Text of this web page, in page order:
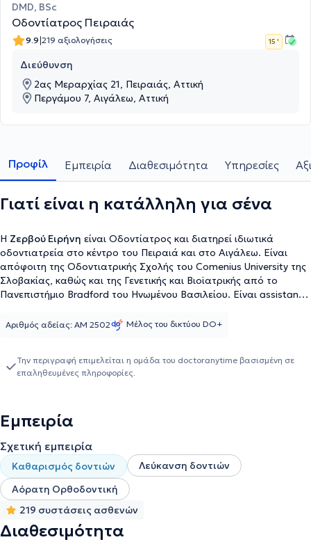
DMD, BSc
Οδοντίατρος Πειραιάς
9.9|219 αξιολογήσεις 15 '
Διεύθυνση
2ας Μεραρχίας 21, Πειραιάς, Αττική
Περγάμου 7, Αιγάλεω, Αττική
Προφίλ Εμπειρία Διαθεσιμότητα Υπηρεσίες
Γιατί είναι η κατάλληλη για σένα
Η Ζερβού Ειρήνη είναι Οδοντίατρος και διατηρεί ιδιωτικά
οδοντιατρεία στο κέντρο του Πειραιά και στο Αιγάλεω. Είναι
απόφοιτη της Οδοντιατρικής Σχολής του Comenius University της
Σλοβακίας, καθώς και της Γενετικής και Βιοϊατρικής από το
Πανεπιστήμιο Bradford του Ηνωμένου Βασιλείου. Είναι assistant
Οδοντιατρικής iTop (individual Training Oral Prophylaxis), έχοντας
την έχουν εξοπλίσει με τις κατάλληλες γνώσεις, ώστε στο ιδιωτικό
της ιατρείο να παρέχει πλήθος εξειδικευμένων υπηρεσιών που
συνεργάτης σε ιδιωτικά ιατρεία στα πλαίσια της αισθητικής
οδοντιατρικής και έχει παρακολουθήσει πλήθος πρακτικών και
θεωρητικών σεμιναρίων στο πλαίσιο της συνεχούς εκπαίδευσής
της. Τέλος, η γιατρός είναι μέλος του Οδοντιατρικού Συλλόγου
Πειραιά.
Αριθμός αδείας: ΑΜ 2502 Μέλος του δικτύου DO+
Την περιγραφή επιμελείται η ομάδα του doctoranytime βασισμένη σε
επαληθευμένες πληροφορίες.
Εμπειρία
Σχετική εμπειρία
Καθαρισμός δοντιών
Λεύκανση δοντιών
Αόρατη Ορθοδοντική
219 συστάσεις ασθενών
Διαθεσιμότητα